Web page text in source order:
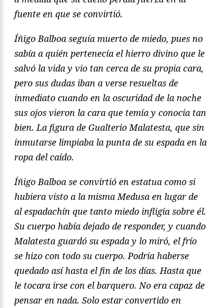
fuente en que se convirtió.
Íñigo Balboa seguía muerto de miedo, pues no
sabía a quién pertenecía el hierro divino que le
salvó la vida y vio tan cerca de su propia cara,
pero sus dudas iban a verse resueltas de
inmediato cuando en la oscuridad de la noche
sus ojos vieron la cara que temía y conocía tan
bien. La figura de Gualterio Malatesta, que sin
inmutarse limpiaba la punta de su espada en la
ropa del caído.
Íñigo Balboa se convirtió en estatua como si
hubiera visto a la misma Medusa en lugar de
al espadachín que tanto miedo infligía sobre él.
Su cuerpo había dejado de responder, y cuando
Malatesta guardó su espada y lo miró, el frío
se hizo con todo su cuerpo. Podría haberse
quedado así hasta el fin de los días. Hasta que
le tocara irse con el barquero. No era capaz de
pensar en nada. Solo estar convertido en